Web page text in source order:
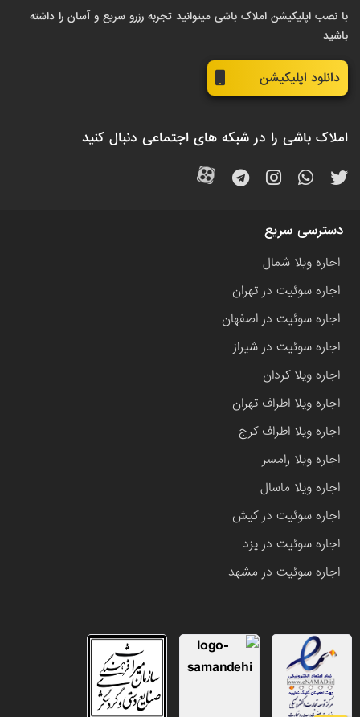
با نصب اپلیکیشن املاک باشی میتوانید تجربه رزرو سریع و آسان را داشته
باشید
دانلود اپلیکیشن
املاک باشی را در شبکه های اجتماعی دنبال کنید
دسترسی سریع
اجاره ویلا شمال
اجاره سوئیت در تهران
اجاره سوئیت در اصفهان
اجاره سوئیت در شیراز
اجاره ویلا کردان
اجاره ویلا اطراف تهران
اجاره ویلا اطراف کرج
اجاره ویلا رامسر
اجاره ویلا ماسال
اجاره سوئیت در کیش
اجاره سوئیت در یزد
اجاره سوئیت در مشهد